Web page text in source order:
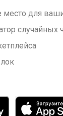
место для
случайных